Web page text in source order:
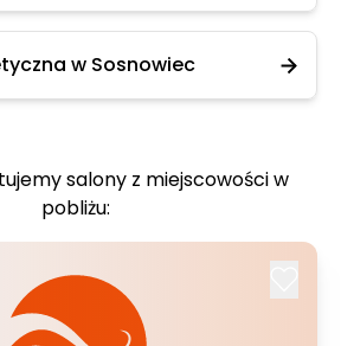
w Sosnowiec
salony z miejscowości w
pobliżu: